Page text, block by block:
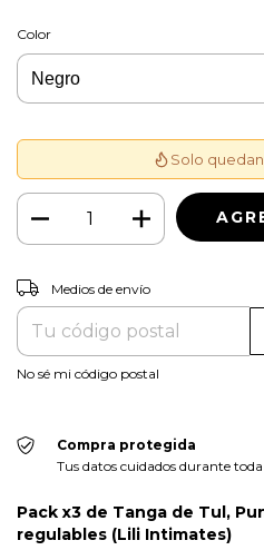
Color
Solo
Entregas para el CP:
Medios de envío
No sé mi código postal
Compra protegida
Tus datos cuidados durante
Pack x3 de Tanga de Tul,
regulables (Lili Intimates)